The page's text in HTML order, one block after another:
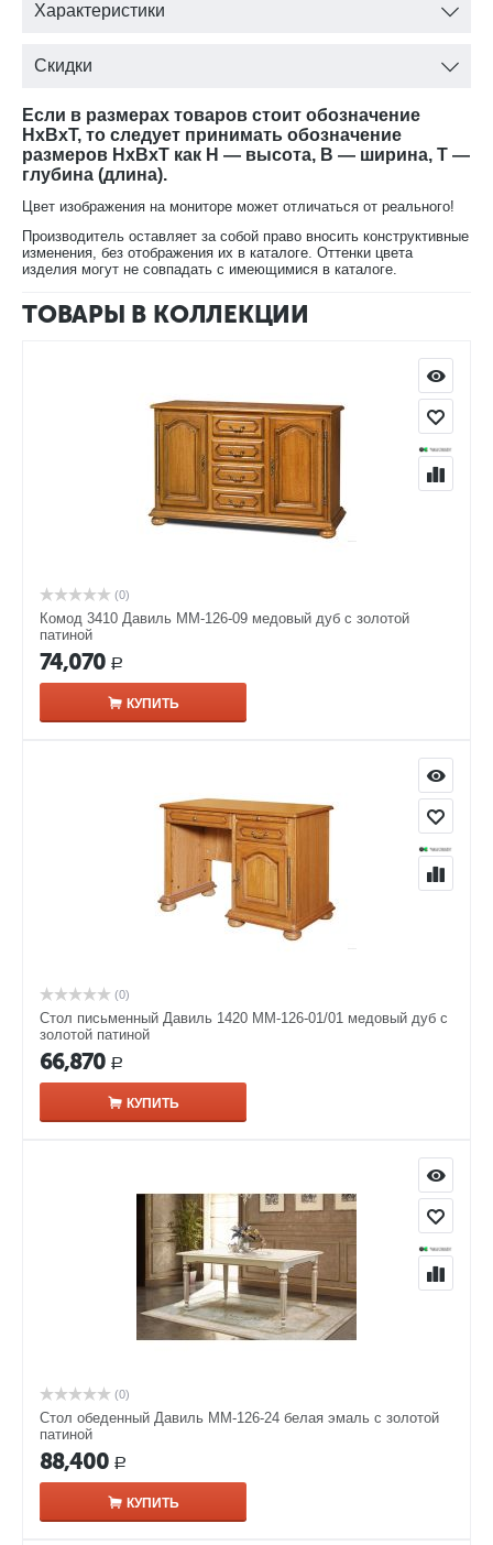
Характеристики
Скидки
Если в размерах товаров стоит обозначение
HxBxT, то следует принимать обозначение
размеров HxBxT как H — высота, B — ширина, T —
глубина (длина).
Цвет изображения на мониторе может отличаться от реального!
Производитель оставляет за собой право вносить конструктивные
изменения, без отображения их в каталоге. Оттенки цвета
изделия могут не совпадать с имеющимися в каталоге.
ТОВАРЫ В КОЛЛЕКЦИИ
(0)
Комод 3410 Давиль ММ-126-09 медовый дуб с золотой
патиной
74,070 Р
КУПИТЬ
(0)
Стол письменный Давиль 1420 ММ-126-01/01 медовый дуб с
золотой патиной
66,870 Р
КУПИТЬ
(0)
Стол обеденный Давиль ММ-126-24 белая эмаль с золотой
патиной
88,400 Р
КУПИТЬ